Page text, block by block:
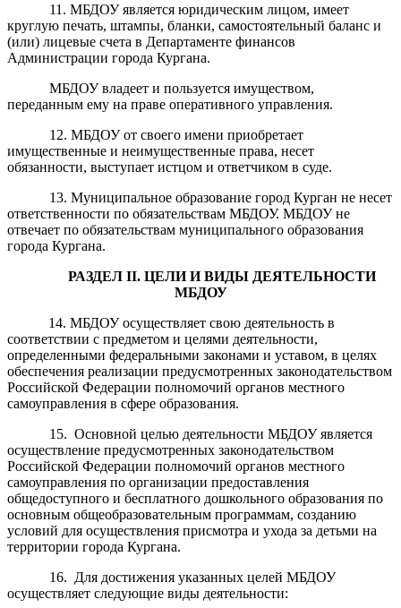
11. МБДОУ является юридическим лицом, имеет
круглую печать, штампы, бланки, самостоятельный баланс и
(или) лицевые счета в Департаменте финансов
Администрации города Кургана.
МБДОУ владеет и пользуется имуществом,
переданным ему на праве оперативного управления.
12. МБДОУ от своего имени приобретает
имущественные и неимущественные права, несет
обязанности, выступает истцом и ответчиком в суде.
13. Муниципальное образование город Курган не несет
ответственности по обязательствам МБДОУ. МБДОУ не
отвечает по обязательствам муниципального образования
города Кургана.
РАЗДЕЛ II. ЦЕЛИ И ВИДЫ ДЕЯТЕЛЬНОСТИ
МБДОУ
14. МБДОУ осуществляет свою деятельность в
соответствии с предметом и целями деятельности,
определенными федеральными законами и уставом, в целях
обеспечения реализации предусмотренных законодательством
Российской Федерации полномочий органов местного
самоуправления в сфере образования.
15. Основной целью деятельности МБДОУ является
осуществление предусмотренных законодательством
Российской Федерации полномочий органов местного
самоуправления по организации предоставления
общедоступного и бесплатного дошкольного образования по
основным общеобразовательным программам, созданию
условий для осуществления присмотра и ухода за детьми на
территории города Кургана.
16. Для достижения указанных целей МБДОУ
осуществляет следующие виды деятельности: